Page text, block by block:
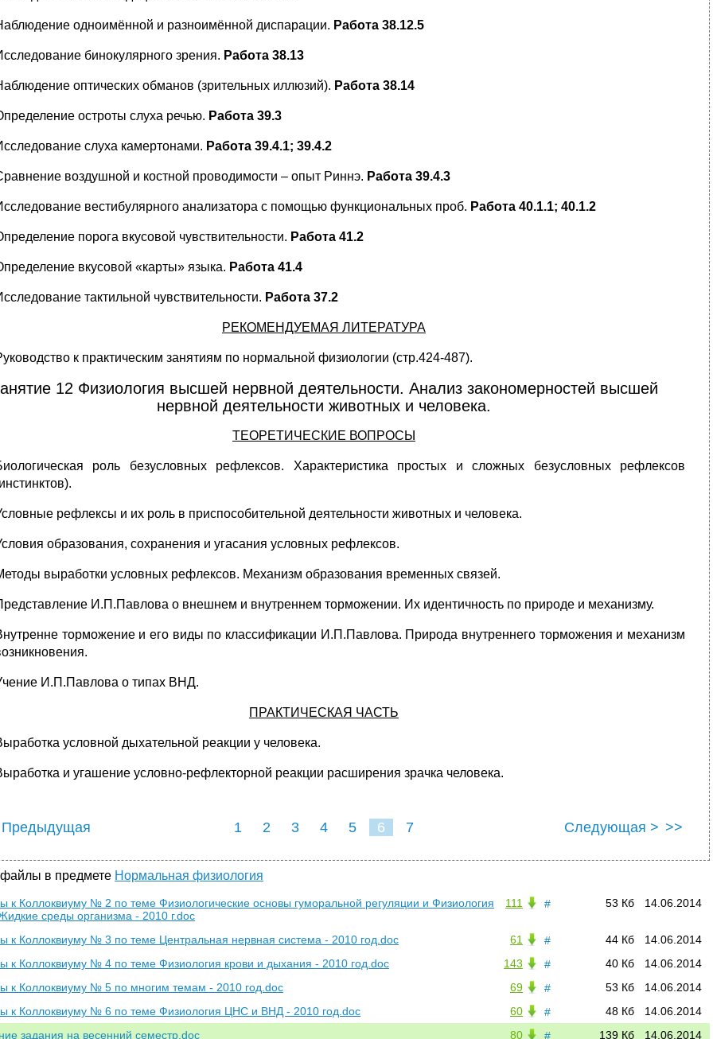
одноимённой и разноимённой диспарации. Работа 38.12.5
бинокулярного зрения. Работа 38.13
оптических обманов (зрительных иллюзий). Работа 38.14
остроты слуха речью. Работа 39.3
слуха камертонами. Работа 39.4.1; 39.4.2
воздушной и костной проводимости – опыт Риннэ. Работа 39.4.3
вестибулярного анализатора с помощью функциональных проб. Работа 40.1.1; 40.1.2
порога вкусовой чувствительности. Работа 41.2
вкусовой «карты» языка. Работа 41.4
тактильной чувствительности. Работа 37.2
РЕКОМЕНДУЕМАЯ ЛИТЕРАТУРА
к практическим занятиям по нормальной физиологии (стр.424-487).
12 Физиология высшей нервной деятельности. Анализ закономерностей высшей
нервной деятельности животных и человека.
ТЕОРЕТИЧЕСКИЕ ВОПРОСЫ
роль безусловных рефлексов. Характеристика простых и сложных безусловных рефлексов
рефлексы и их роль в приспособительной деятельности животных и человека.
образования, сохранения и угасания условных рефлексов.
выработки условных рефлексов. Механизм образования временных связей.
И.П.Павлова о внешнем и внутреннем торможении. Их идентичность по природе и механизму.
торможение и его виды по классификации И.П.Павлова. Природа внутреннего торможения и механизм
И.П.Павлова о типах ВНД.
ПРАКТИЧЕСКАЯ ЧАСТЬ
условной дыхательной реакции у человека.
и угашение условно-рефлекторной реакции расширения зрачка человека.
1 2 3 4 5 6 7 Следующая > >>
в предмете Нормальная физиология
# 14.06.2014
53 Кб
111
к Коллоквиуму № 2 по теме Физиологические основы гуморальной регуляции и Физиология
среды организма - 2010 г.doc
#
14.06.2014
44 Кб
61
к Коллоквиуму № 3 по теме Центральная нервная система - 2010 год.doc
#
14.06.2014
40 Кб
143
к Коллоквиуму № 4 по теме Физиология крови и дыхания - 2010 год.doc
#
14.06.2014
53 Кб
69
к Коллоквиуму № 5 по многим темам - 2010 год.doc
#
14.06.2014
48 Кб
60
к Коллоквиуму № 6 по теме Физиология ЦНС и ВНД - 2010 год.doc
#
14.06.2014
139 Кб
80
задания на весенний семестр.doc